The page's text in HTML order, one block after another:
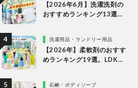
【2026年6月】洗濯洗剤の
おすすめランキング13選。
検証洗濯用品・ランドリー用品
【2026年】柔軟剤のおすす
めランキング19選。LDKが
石鹸・ボディソープ